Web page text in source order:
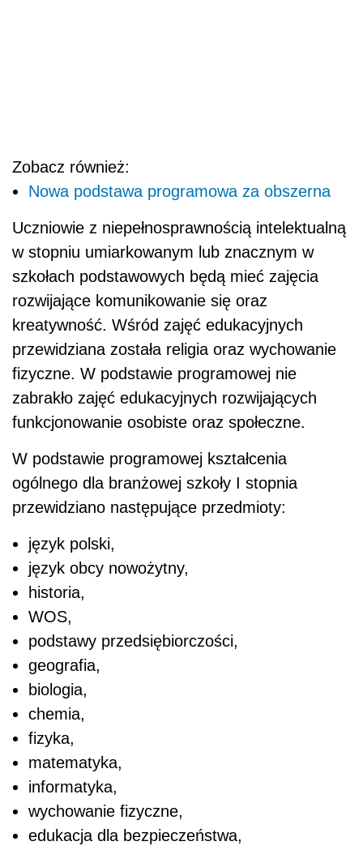
Zobacz również:
Nowa podstawa programowa za obszerna
Uczniowie z niepełnosprawnością intelektualną
w stopniu umiarkowanym lub znacznym w
szkołach podstawowych będą mieć zajęcia
rozwijające komunikowanie się oraz
kreatywność. Wśród zajęć edukacyjnych
przewidziana została religia oraz wychowanie
fizyczne. W podstawie programowej nie
zabrakło zajęć edukacyjnych rozwijających
funkcjonowanie osobiste oraz społeczne.
W podstawie programowej kształcenia
ogólnego dla branżowej szkoły I stopnia
przewidziano następujące przedmioty:
język polski,
język obcy nowożytny,
historia,
WOS,
podstawy przedsiębiorczości,
geografia,
biologia,
chemia,
fizyka,
matematyka,
informatyka,
wychowanie fizyczne,
edukacja dla bezpieczeństwa,